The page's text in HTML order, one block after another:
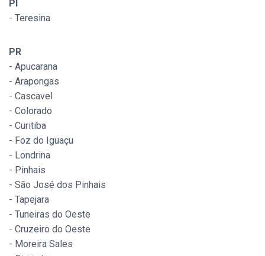
PI
- Teresina
PR
- Apucarana
- Arapongas
- Cascavel
- Colorado
- Curitiba
- Foz do Iguaçu
- Londrina
- Pinhais
- São José dos Pinhais
- Tapejara
- Tuneiras do Oeste
- Cruzeiro do Oeste
- Moreira Sales